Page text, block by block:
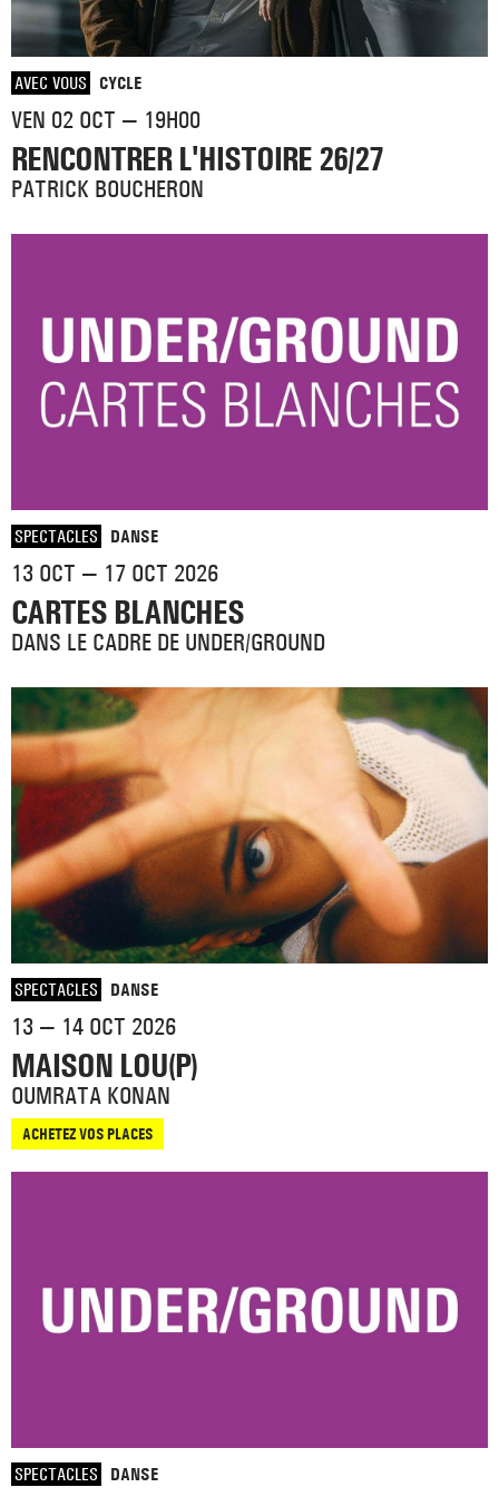
AVEC VOUS CYCLE
VEN 02 OCT — 19H00
RENCONTRER L'HISTOIRE 26/27
PATRICK BOUCHERON
SPECTACLES DANSE
13 OCT — 17 OCT 2026
CARTES BLANCHES
DANS LE CADRE DE UNDER/GROUND
SPECTACLES DANSE
13 — 14 OCT 2026
MAISON LOU(P)
OUMRATA KONAN
ACHETEZ VOS PLACES
SPECTACLES DANSE